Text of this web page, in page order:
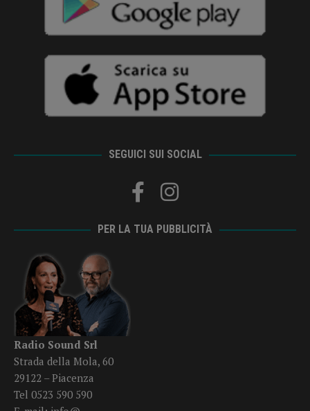
SEGUICI SUI SOCIAL
PER LA TUA PUBBLICITÀ
Radio Sound Srl
Strada della Mola, 60
29122 – Piacenza
Tel 0523 590 590